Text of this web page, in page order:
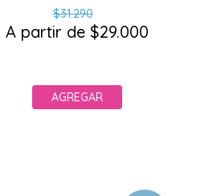
Precio
habitual
$31.290Precio
de
A partir de $29.000
AGREGAR